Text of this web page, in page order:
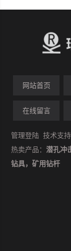
网站首页
在线留言
管理登陆 技术支
热卖产品：潜孔冲
钻具，矿用钻杆